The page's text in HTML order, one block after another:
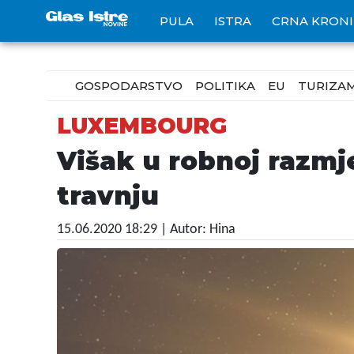
PULA ISTRA CRNA
GOSPODARSTVO POLITIKA EU
LUXEMBOURG
Višak u robnoj
travnju
15.06.2020 18:29 | Autor: Hina